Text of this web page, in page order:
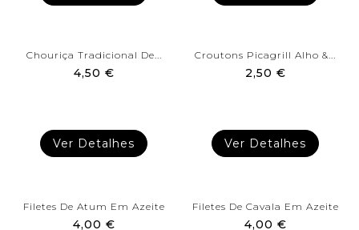
Chouriça Tradicional De...
4,50 €
Ver Detalhes
Croutons Picagrill Alho &...
2,50 €
Ver Detalhes
Filetes De Atum Em Azeite
4,00 €
Filetes De Cavala Em Azeite
4,00 €